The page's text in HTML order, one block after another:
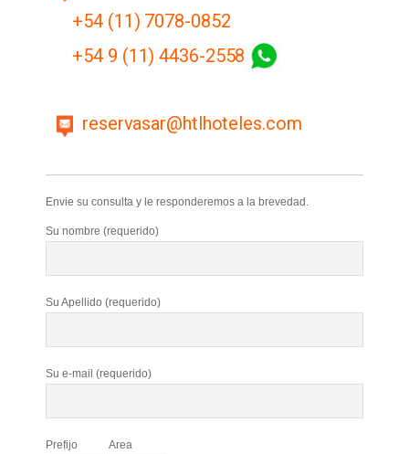
+54 (11) 7078-0852
+54 9 (11) 4436-2558
reservasar@htlhoteles.com
Envie su consulta y le responderemos a la brevedad.
Su nombre (requerido)
Su Apellido (requerido)
Su e-mail (requerido)
Prefijo Area